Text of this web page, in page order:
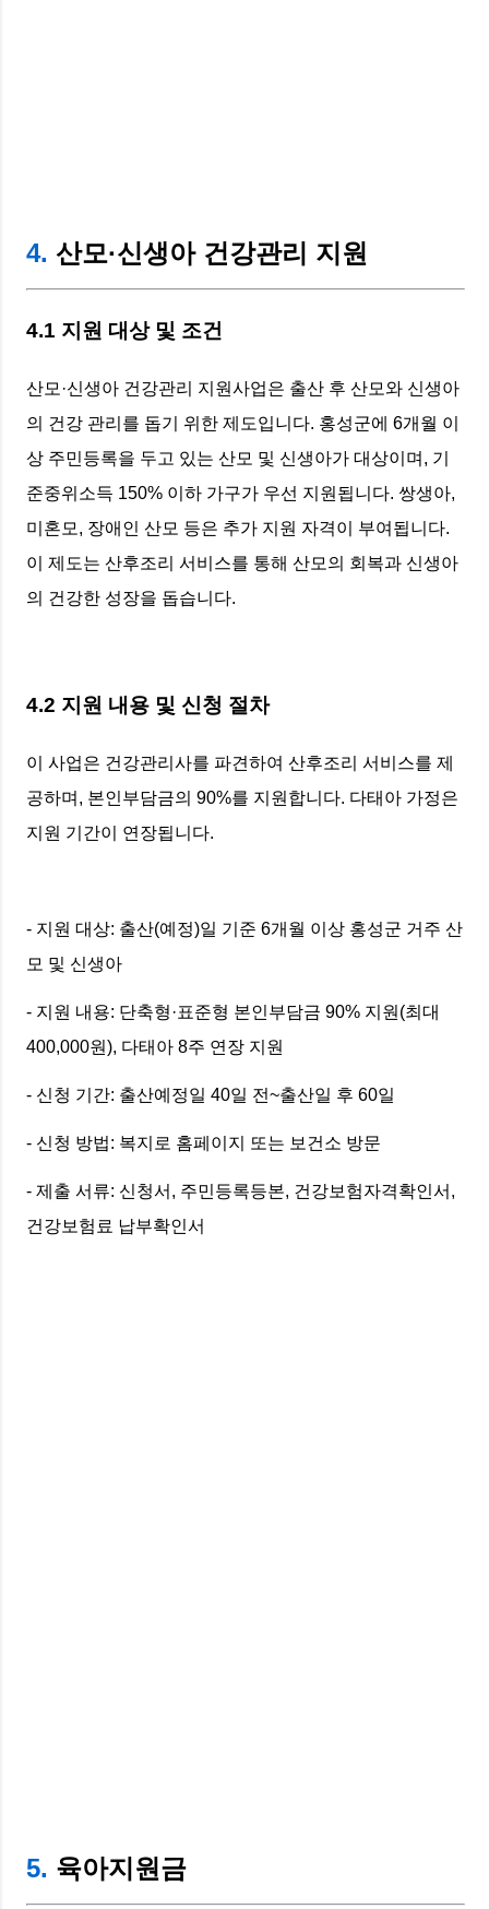
4. 산모·신생아 건강관리 지원
4.1 지원 대상 및 조건
산모·신생아 건강관리 지원사업은 출산 후 산모와 신생아
의 건강 관리를 돕기 위한 제도입니다. 홍성군에 6개월 이
상 주민등록을 두고 있는 산모 및 신생아가 대상이며, 기
준중위소득 150% 이하 가구가 우선 지원됩니다. 쌍생아,
미혼모, 장애인 산모 등은 추가 지원 자격이 부여됩니다.
이 제도는 산후조리 서비스를 통해 산모의 회복과 신생아
의 건강한 성장을 돕습니다.
4.2 지원 내용 및 신청 절차
이 사업은 건강관리사를 파견하여 산후조리 서비스를 제
공하며, 본인부담금의 90%를 지원합니다. 다태아 가정은
지원 기간이 연장됩니다.
- 지원 대상: 출산(예정)일 기준 6개월 이상 홍성군 거주 산
모 및 신생아
- 지원 내용: 단축형·표준형 본인부담금 90% 지원(최대
400,000원), 다태아 8주 연장 지원
- 신청 기간: 출산예정일 40일 전~출산일 후 60일
- 신청 방법: 복지로 홈페이지 또는 보건소 방문
- 제출 서류: 신청서, 주민등록등본, 건강보험자격확인서,
건강보험료 납부확인서
5. 육아지원금